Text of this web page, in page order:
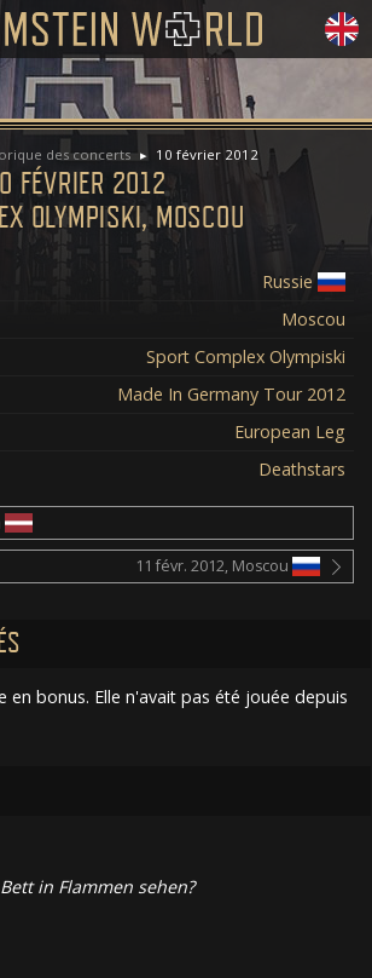
des concerts 10 février 2012
FÉVRIER 2012
OLYMPISKI, MOSCOU
Russie
Moscou
Sport Complex Olympiski
Made In Germany Tour 2012
European Leg
Deathstars
11 févr. 2012, Moscou
en bonus. Elle n'avait pas été jouée depuis
in Flammen sehen?